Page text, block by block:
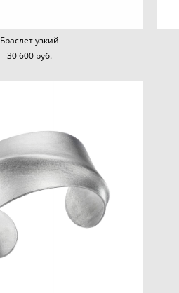
Браслет узкий
30 600 pуб.